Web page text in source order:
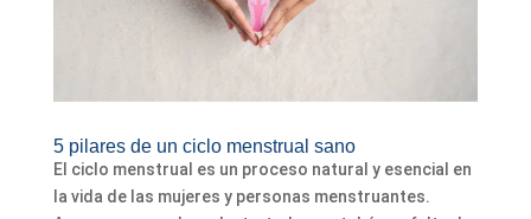
5 pilares de un ciclo menstrual sano
El ciclo menstrual es un proceso natural y esencial en
la vida de las mujeres y personas menstruantes.